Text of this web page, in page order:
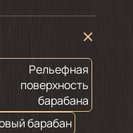
Рельефная
поверхность
барабана
барабан